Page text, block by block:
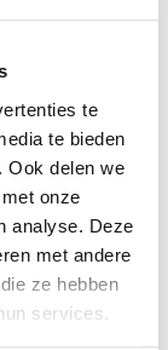
te
te bieden
Ook delen we
onze
analyse. Deze
met andere
ze hebben
services.
sturen
beoordelingen